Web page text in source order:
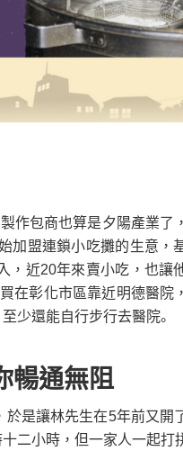
作包商也算是夕陽產業了
加盟連鎖小吃攤的生意，
，近20年來賣小吃，也讓
在彰化市區靠近明德醫院
少還能自行步行去醫院。
暢通無阻
是讓林先生在5年前又開
二小時，但一家人一起打